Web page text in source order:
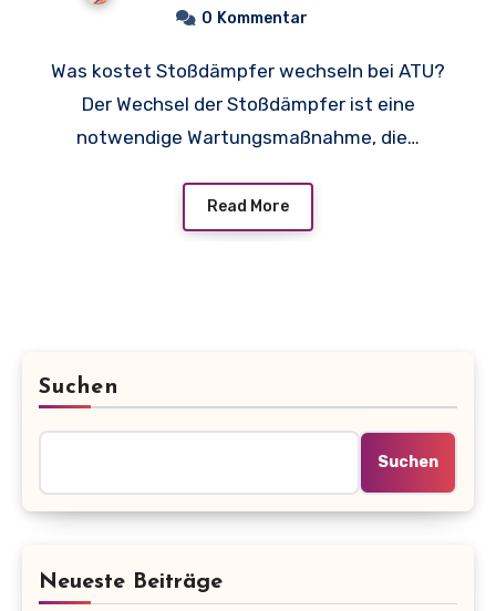
und sparen Sie Geld!
0 Kommentar
Was kostet Stoßdämpfer wechseln bei ATU?
Der Wechsel der Stoßdämpfer ist eine
notwendige Wartungsmaßnahme, die…
Read More
Suchen
Suchen
Neueste Beiträge